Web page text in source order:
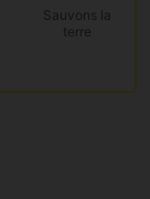
Sauvons la
terre